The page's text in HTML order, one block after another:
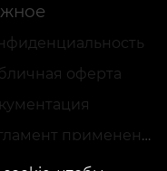
оферта
Регламент применения акций